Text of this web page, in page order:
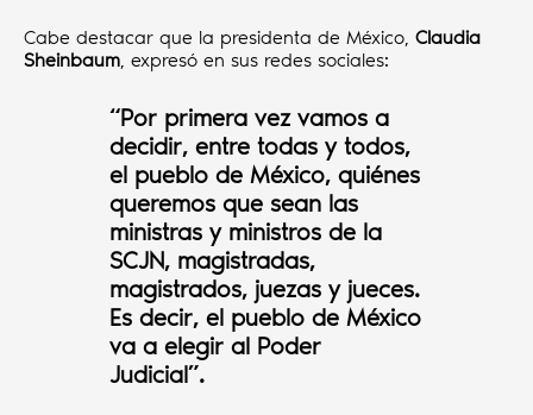
Cabe destacar que la presidenta de México, Claudia
Sheinbaum, expresó en sus redes sociales:
“Por primera vez vamos a
decidir, entre todas y todos,
el pueblo de México, quiénes
queremos que sean las
ministras y ministros de la
SCJN, magistradas,
magistrados, juezas y jueces.
Es decir, el pueblo de México
va a elegir al Poder
Judicial”.